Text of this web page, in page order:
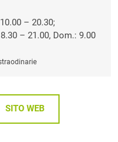
– 20.30;
– 21.00, Dom.: 9.00
SITO WEB